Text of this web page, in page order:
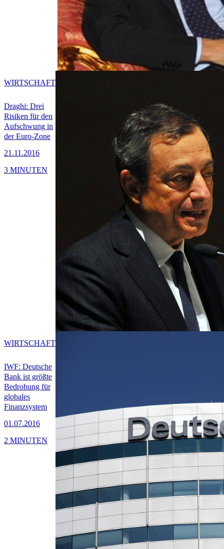
Draghi: Drei
Risiken für den
Aufschwung in
der Euro-Zone
21.11.2016
WIRTSCHAFT
3 MINUTEN
IWF: Deutsche
Bank ist größte
Bedrohung für
globales
Finanzsystem
01.07.2016
WIRTSCHAFT
2 MINUTEN